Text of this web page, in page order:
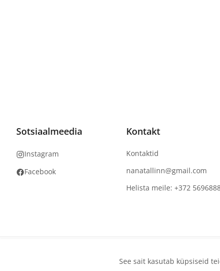
Sotsiaalmeedia
Instagram
Facebook
Kontakt
Kontaktid
nanatallinn@gmail.com
Helista meile: +372
See sait kasutab küpsiseid